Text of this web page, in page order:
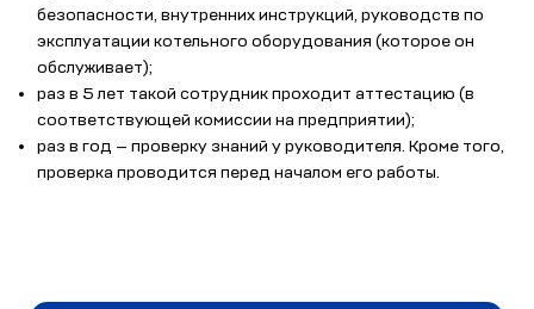
безопасности, внутренних инструкций, руководств по
эксплуатации котельного оборудования (которое он
обслуживает);
раз в 5 лет такой сотрудник проходит аттестацию (в
соответствующей комиссии на предприятии);
раз в год — проверку знаний у руководителя. Кроме того,
проверка проводится перед началом его работы.